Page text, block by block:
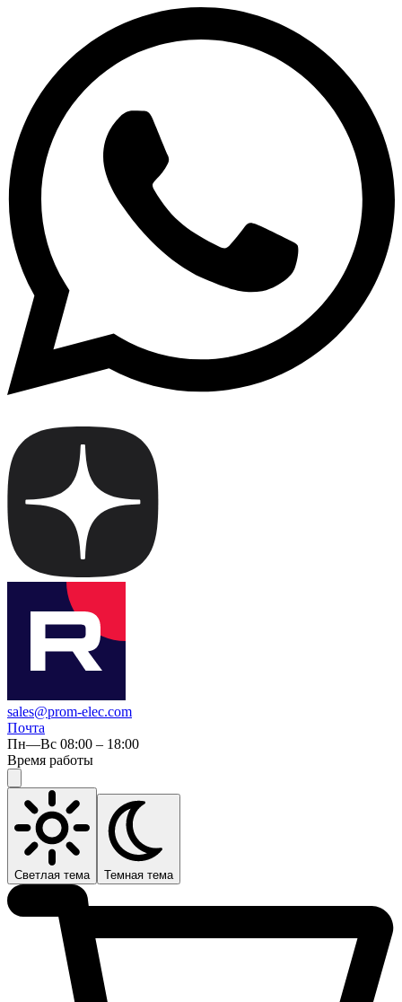
sales@prom-elec.com
Почта
Пн—Вс 08:00 – 18:00
Время работы
Светлая тема Темная тема